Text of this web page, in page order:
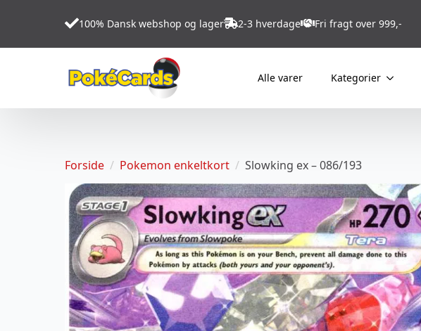
100% Dansk webshop og lager 2-3 hverdage Fri fragt over 999,-
Alle varer Kategorier
Forside Pokemon enkeltkort Slowking ex – 086/193